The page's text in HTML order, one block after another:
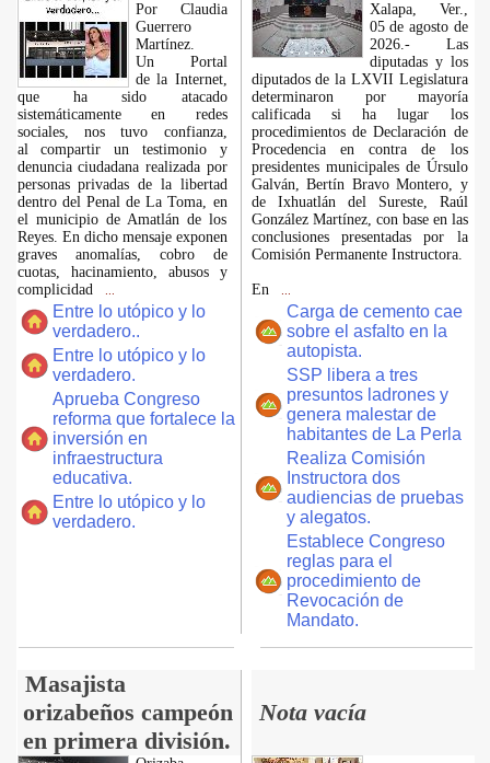
Por Claudia
Guerrero
Martínez.
​Un Portal
de la Internet,
que ha sido atacado
sistemáticamente en redes
sociales, nos tuvo confianza,
al compartir un testimonio y
denuncia ciudadana realizada por
personas privadas de la libertad
dentro del Penal de La Toma, en
el municipio de Amatlán de los
Reyes. En dicho mensaje exponen
graves anomalías, cobro de
cuotas, hacinamiento, abusos y
complicidad
Entre lo utópico y lo
verdadero..
Entre lo utópico y lo
verdadero.
Aprueba Congreso
reforma que fortalece la
inversión en
infraestructura
educativa.
Entre lo utópico y lo
verdadero.
Xalapa, Ver.,
05 de agosto de
2026.- Las
diputadas y los
diputados de la LXVII Legislatura
determinaron por mayoría
calificada si ha lugar los
procedimientos de Declaración de
Procedencia en contra de los
presidentes municipales de Úrsulo
Galván, Bertín Bravo Montero, y
de Ixhuatlán del Sureste, Raúl
González Martínez, con base en las
conclusiones presentadas por la
Comisión Permanente Instructora.
En
Carga de cemento cae
sobre el asfalto en la
autopista.
SSP libera a tres
presuntos ladrones y
genera malestar de
habitantes de La Perla
Realiza Comisión
Instructora dos
audiencias de pruebas
y alegatos.
Establece Congreso
reglas para el
procedimiento de
Revocación de
Mandato.
Masajista
orizabeños campeón
en primera división.
Nota vacía